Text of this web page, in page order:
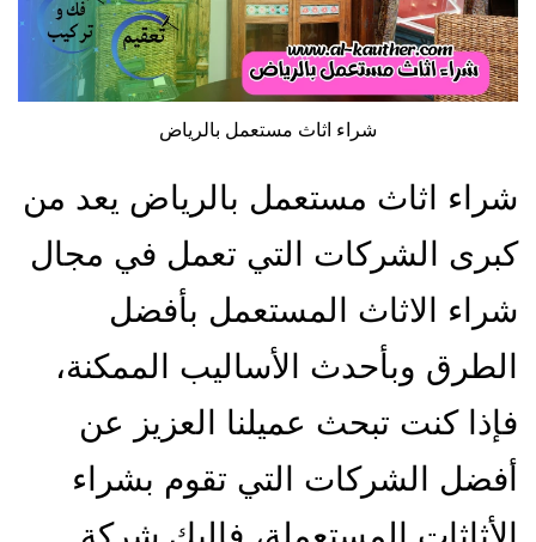
شراء اثاث مستعمل بالرياض
شراء اثاث مستعمل بالرياض يعد من
كبرى الشركات التي تعمل في مجال
شراء الاثاث المستعمل بأفضل
الطرق وبأحدث الأساليب الممكنة،
فإذا كنت تبحث عميلنا العزيز عن
أفضل الشركات التي تقوم بشراء